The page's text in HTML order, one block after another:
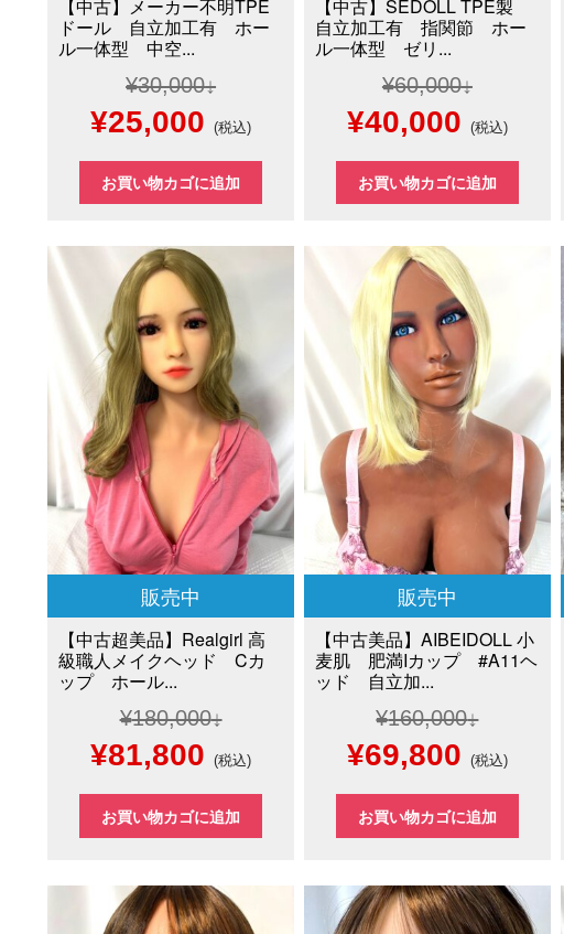
【中古】メーカー不明TPE
ドール 自立加工有 ホー
ル一体型 中空...
¥30,000
元
の
価
格
は
¥30,000
で
し
た。
¥25,000 現
在
の
価
格
は
¥25,000
で
す。
(税込)
お買い物カゴに追加
【中古】SEDOLL TPE製
自立加工有 指関節 ホー
ル一体型 ゼリ...
¥60,000
元
の
価
は
¥60,000
で
し
た。
¥40,000現
在
の
格
は
で
す。
(税込)
お買い物カゴに追加
販売中
【中古超美品】Realgirl 高
級職人メイクヘッド Cカ
ップ ホール...
¥180,000
元
の
価
格
は
¥81,800 現
在
の
価
格
(税込)
お買い物カゴに追加
販売中
【中古美品】AIBEIDOLL 小
麦肌 肥満Iカップ #A11ヘ
ッド 自立加...
¥160,000
元
の
価
格
は
¥69,800現
在
の
価
格
(税込)
お買い物カゴに追加